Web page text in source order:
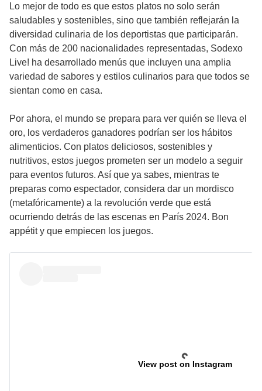
Lo mejor de todo es que estos platos no solo serán
saludables y sostenibles, sino que también reflejarán la
diversidad culinaria de los deportistas que participarán.
Con más de 200 nacionalidades representadas, Sodexo
Live! ha desarrollado menús que incluyen una amplia
variedad de sabores y estilos culinarios para que todos se
sientan como en casa.
Por ahora, el mundo se prepara para ver quién se lleva el
oro, los verdaderos ganadores podrían ser los hábitos
alimenticios. Con platos deliciosos, sostenibles y
nutritivos, estos juegos prometen ser un modelo a seguir
para eventos futuros. Así que ya sabes, mientras te
preparas como espectador, considera dar un mordisco
(metafóricamente) a la revolución verde que está
ocurriendo detrás de las escenas en París 2024. Bon
appétit y que empiecen los juegos.
View post on Instagram